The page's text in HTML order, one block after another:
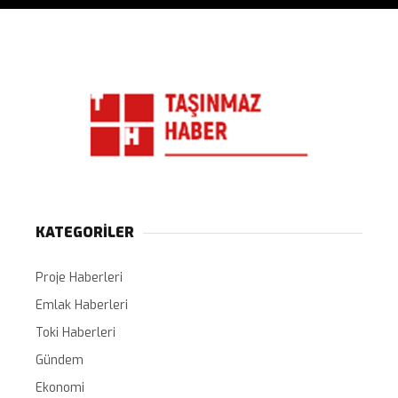
KATEGORİLER
Proje Haberleri
Emlak Haberleri
Toki Haberleri
Gündem
Ekonomi